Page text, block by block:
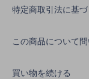
特定商取引法に基
この商品について
買い物を続ける